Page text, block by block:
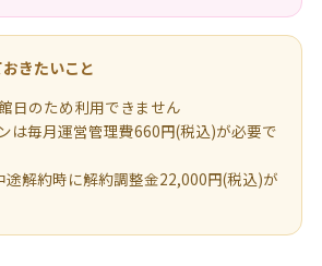
きたいこと
日のため利用できません
は毎月運営管理費660円(税込)が必要で
途解約時に解約調整金22,000円(税込)が